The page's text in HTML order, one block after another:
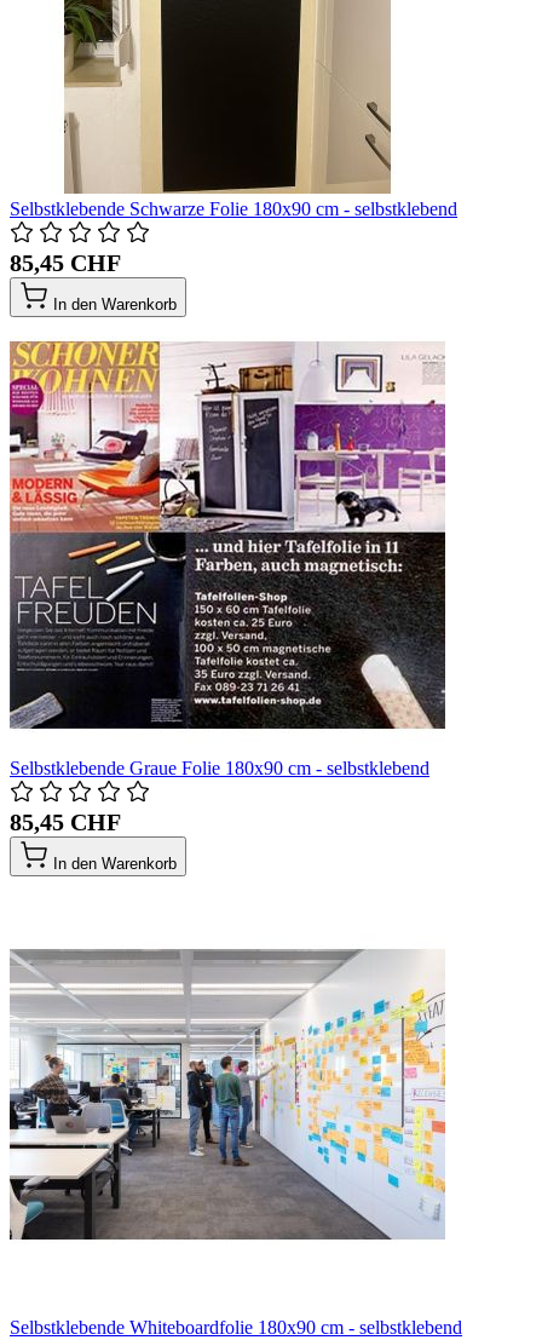
Selbstklebende Schwarze Folie 180x90 cm - selbstklebend
85,45 CHF
In den Warenkorb
Selbstklebende Graue Folie 180x90 cm - selbstklebend
85,45 CHF
In den Warenkorb
Selbstklebende Whiteboardfolie 180x90 cm - selbstklebend